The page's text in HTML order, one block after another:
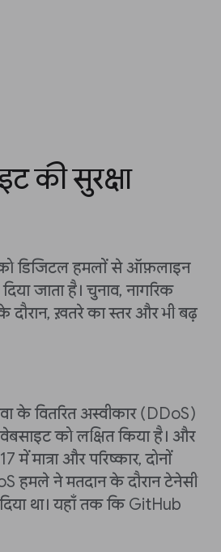
की सुरक्षा
को डिजिटल हमलों से ऑफ़लाइन
जाता है। चुनाव, नागरिक
दौरान, ख़तरे का स्तर और भी बढ़
के वितरित अस्वीकार (DDoS)
को लक्षित किया है। और
मात्रा और परिष्कार, दोनों
हमले ने मतदान के दौरान टेनेसी
था। यहाँ तक ​​कि GitHub